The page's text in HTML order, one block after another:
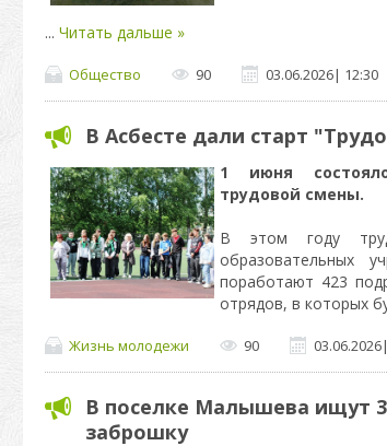
... Читать дальше »
Общество 90 03.06.2026| 12:30
В Асбесте дали старт
1 июня
трудовой смены.
В этом году
образовательных
поработают 423
отрядов, в которых
Жизнь молодежи 90 03.06.2026|
В поселке Малышева ищут
заброшку